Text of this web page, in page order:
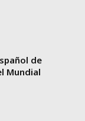
de
Mundial